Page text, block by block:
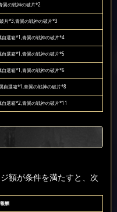
翼の戦神の破片*2
片*3,青翼の戦神の破片*3
自選箱*1,青翼の戦神の破片*4
自選箱*1,青翼の戦神の破片*5
自選箱*1,青翼の戦神の破片*6
自選箱*1,青翼の戦神の破片*8
選箱*2,青翼の戦神の破片*11
額が条件を満たすと、次
報酬